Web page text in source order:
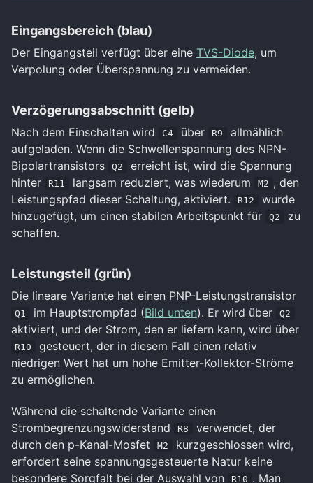
Eingangsbereich (blau)
Der Eingangsteil verfügt über eine TVS-Diode, um
Verpolung oder Überspannung zu vermeiden.
Verzögerungsabschnitt (gelb)
Nach dem Einschalten wird C4 über R9
allmählich
aufgeladen. Wenn die Schwellenspannung des NPN-
Bipolartransistors
Q2
erreicht ist, wird die Spannung
hinter
R11 langsam reduziert, was wiederum M2 , den
Leistungspfad dieser Schaltung, aktiviert.
R12
wurde
hinzugefügt, um einen stabilen Arbeitspunkt für
Q2
zu
schaffen.
Leistungsteil (grün)
Die lineare Variante hat einen PNP-Leistungstransistor
Q1 im Hauptstrompfad (Bild unten). Er wird über Q2
aktiviert, und der Strom, den er liefern kann, wird über
R10
gesteuert, der in diesem Fall einen relativ
niedrigen Wert hat um hohe Emitter-Kollektor-Ströme
zu ermöglichen.
Während die schaltende Variante einen
Strombegrenzungswiderstand
R8
verwendet, der
durch den p-Kanal-Mosfet
M2
kurzgeschlossen wird,
erfordert seine spannungsgesteuerte Natur keine
besondere Sorgfalt bei der Auswahl von
R10 . Man